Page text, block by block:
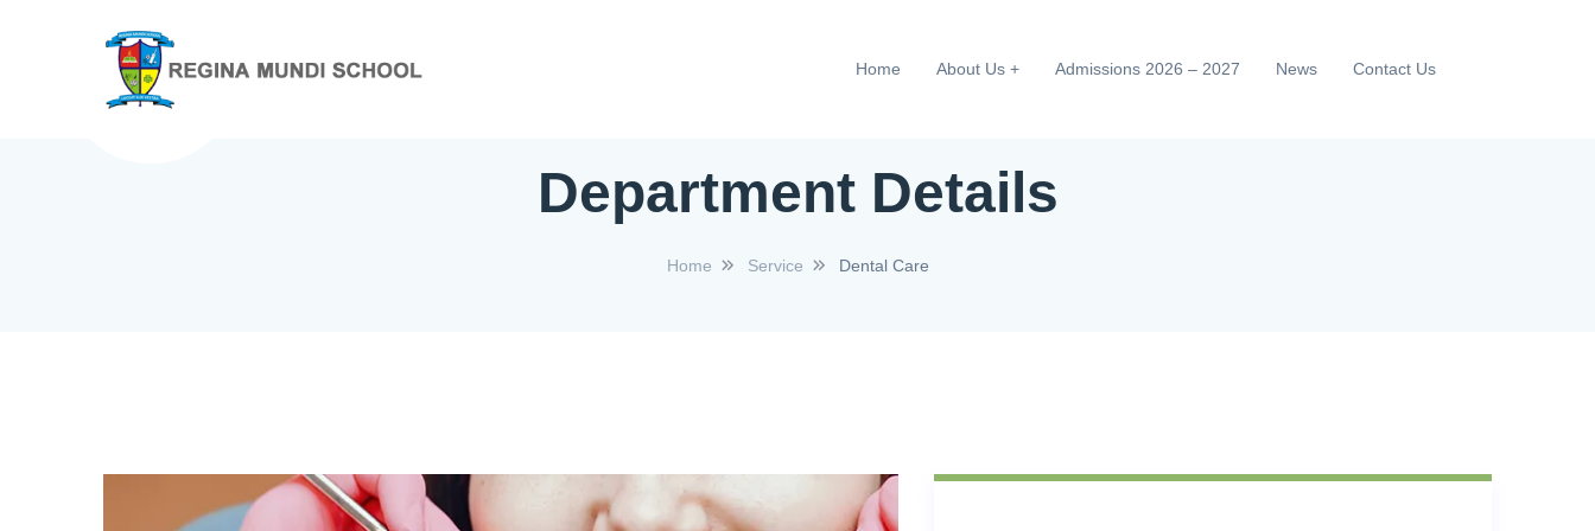
Home About Us Admissions 2026 – 2027 News Contact Us
Department Details
Home Service Dental Care